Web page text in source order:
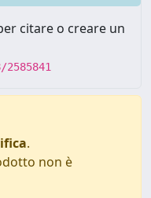
citare o creare un
.
non è